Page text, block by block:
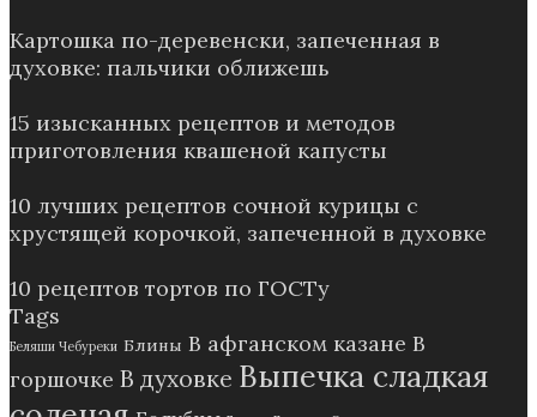
Картошка по-деревенски, запеченная в
духовке: пальчики оближешь
15 изысканных рецептов и методов
приготовления квашеной капусты
10 лучших рецептов сочной курицы с
хрустящей корочкой, запеченной в духовке
10 рецептов тортов по ГОСТу
Tags
Беляши Чебуреки Блины В афганском казане В
горшочке В духовке Выпечка сладкая